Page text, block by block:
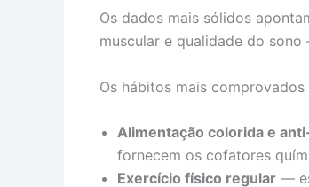
Os dados mais sólidos
muscular e qualidade do
Os hábitos mais
Alimentação colorida e
fornecem os cofatores
Exercício físico regular —